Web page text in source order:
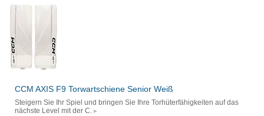
CCM AXIS F9 Torwartschiene Senior Weiß
Steigern Sie Ihr Spiel und bringen Sie Ihre Torhüterfähigkeiten auf das
nächste Level mit der C.